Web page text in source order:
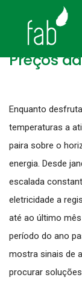
Preços
Enquanto
temperaturas a
paira sobre o
energia. Desde
escalada
eletricidade a
até ao último
período do ano
mostra sinais de
procurar